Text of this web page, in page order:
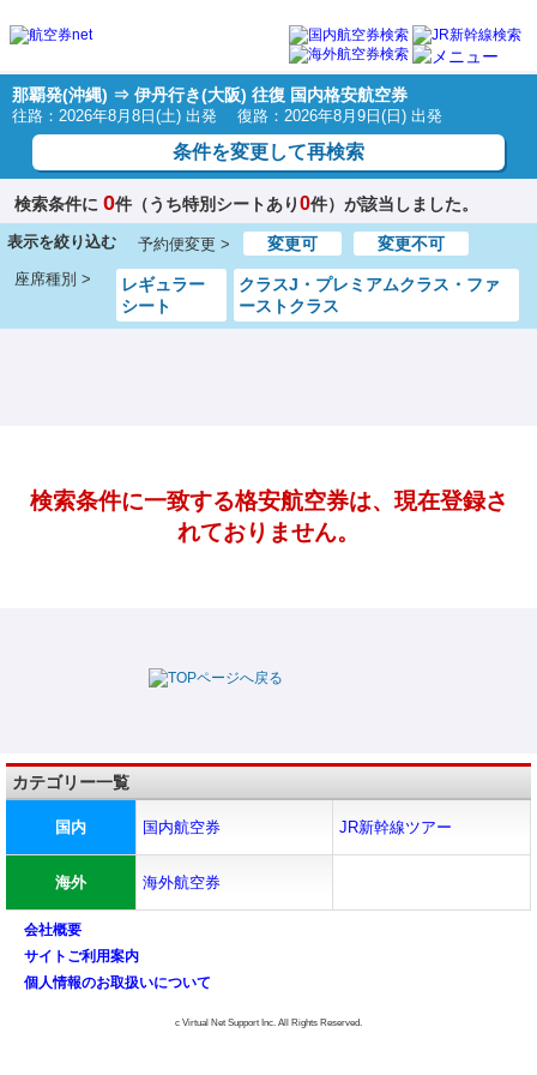
那覇発(沖縄) ⇒ 伊丹行き(大阪) 往復 国内格安航空券
往路：2026年8月8日(土) 出発 復路：2026年8月9日(日) 出発
条件を変更して再検索
検索条件に 0件（うち特別シートあり0件）が該当しました。
表示を絞り込む 予約便変更 > 変更可 変更不可
座席種別 >
レギュラー
シート
クラスJ・プレミアムクラス・ファ
ーストクラス
検索条件に一致する格安航空券は、現在登録さ
れておりません。
カテゴリー一覧
国内 国内航空券 JR新幹線ツアー
海外 海外航空券
会社概要
サイトご利用案内
個人情報のお取扱いについて
c Virtual Net Support Inc. All Rights Reserved.